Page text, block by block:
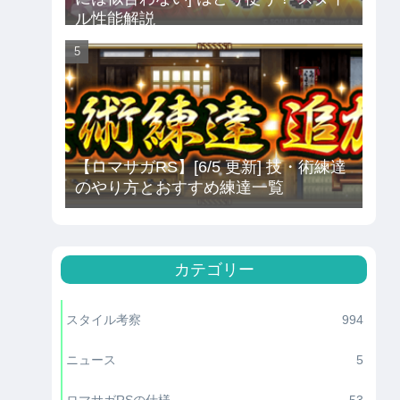
ル性能解説
【ロマサガRS】[6/5 更新] 技・術練達
のやり方とおすすめ練達一覧
カテゴリー
スタイル考察 994
ニュース 5